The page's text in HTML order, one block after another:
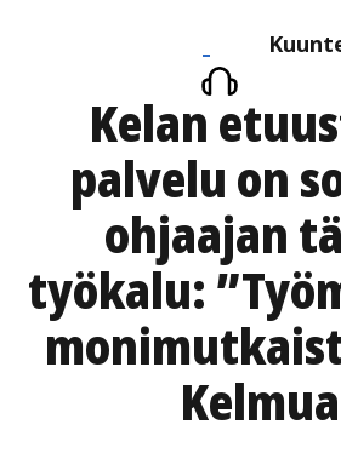
Kuuntele
artikkeli
Kelan
palvelu on
ohjaajan
työkalu: